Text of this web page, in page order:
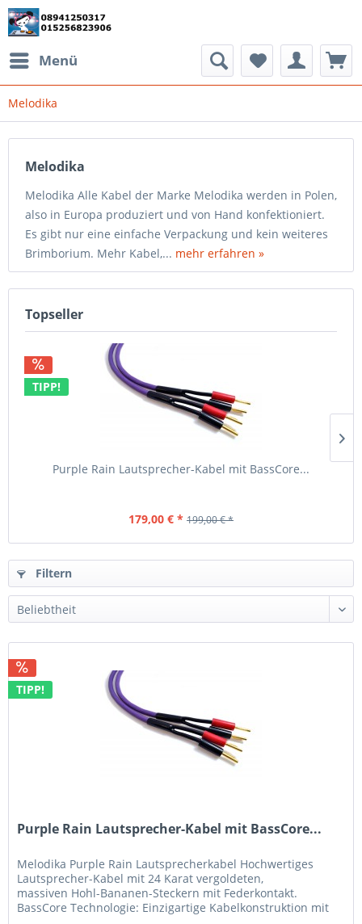
Menü
Melodika
Melodika
Melodika Alle Kabel der Marke Melodika werden in Polen,
also in Europa produziert und von Hand konfektioniert.
Es gibt nur eine einfache Verpackung und kein weiteres
Brimborium. Mehr Kabel,... mehr erfahren »
Topseller
TIPP!
Purple Rain Lautsprecher-Kabel mit BassCore...
179,00 € * 199,00 € *
Filtern
TIPP!
Purple Rain Lautsprecher-Kabel mit BassCore...
Melodika Purple Rain Lautsprecherkabel Hochwertiges
Lautsprecher-Kabel mit 24 Karat vergoldeten,
massiven Hohl-Bananen-Steckern mit Federkontakt.
BassCore Technologie: Einzigartige Kabelkonstruktion mit